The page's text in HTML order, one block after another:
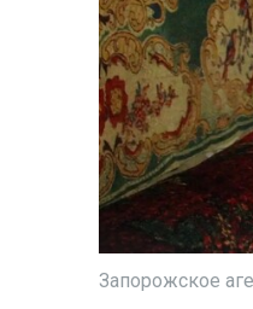
Запорожское